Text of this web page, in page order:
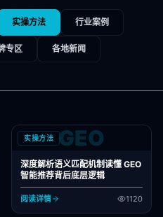
实操方法 行业案例
专区 各地新闻
实操方法 GEO
深度解析语义匹配机制读懂 GEO
智能推荐背后底层逻辑
阅读详情 1120